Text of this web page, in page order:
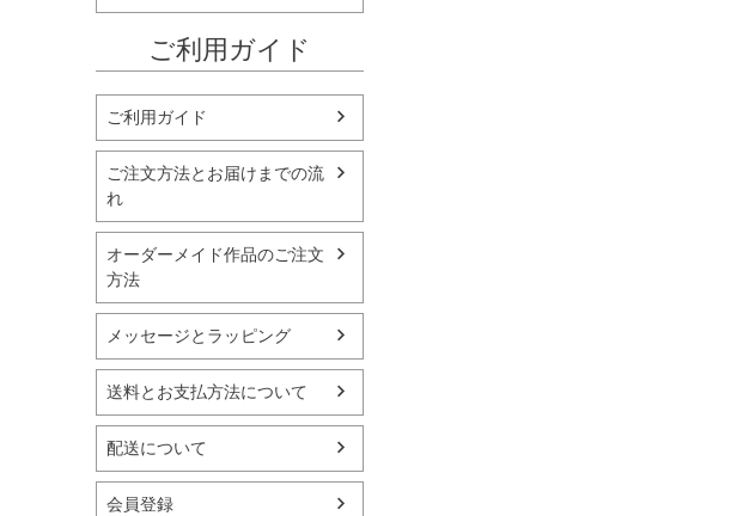
ご利用ガイド
ご利用ガイド
ご注文方法とお届けまでの流
れ
オーダーメイド作品のご注文
方法
メッセージとラッピング
送料とお支払方法について
配送について
会員登録